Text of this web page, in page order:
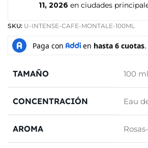
11, 2026 en ciudades
SKU: U-INTENSE-CAFE-MONTALE-100ML
TAMAÑO 100 ml
CONCENTRACIÓN Eau
AROMA